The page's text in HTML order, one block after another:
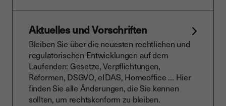
Aktuelles und Vorschriften
Bleiben Sie über die neuesten rechtlichen und
regulatorischen Entwicklungen auf dem
Laufenden: Gesetze, Verpflichtungen,
Reformen, DSGVO, eIDAS, Homeoffice … Hier
finden Sie alle Änderungen, die Sie kennen
sollten, um rechtskonform zu bleiben.